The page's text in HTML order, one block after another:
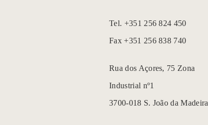
Tel. +351 256 824 450
Fax +351 256 838 740
Rua dos Açores, 75 Zona
Industrial nº1
3700-018 S. João da Madeira